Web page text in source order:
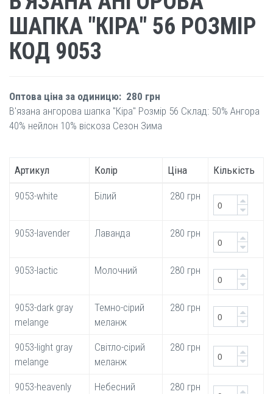
ШАПКА "КІРА" 56 РОЗМІР
КОД 9053
Оптова ціна за одиницю: 280 грн
В'язана ангорова шапка "Кіра" Розмір 56 Склад: 50% Ангора
40% нейлон 10% віскоза Сезон Зима
Артикул Колір Ціна Кількість
9053-white Білий 280 грн
9053-lavender Лаванда 280 грн
9053-lactic Молочний 280 грн
9053-dark gray
melange
Темно-сірий
меланж
280 грн
9053-light gray
melange
Світло-сірий
меланж
280 грн
9053-heavenly
Небесний
280 грн